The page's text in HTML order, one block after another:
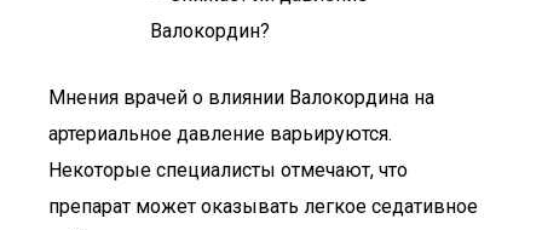
Мнения врачей о влиянии Валокордина на
артериальное давление варьируются.
Некоторые специалисты отмечают, что
препарат может оказывать легкое седативное